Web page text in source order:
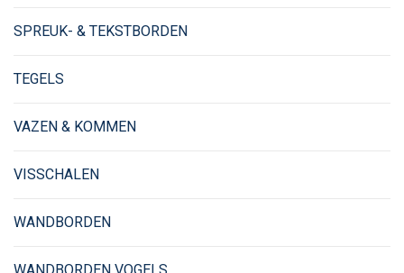
SPREUK- & TEKSTBORDEN
TEGELS
VAZEN & KOMMEN
VISSCHALEN
WANDBORDEN